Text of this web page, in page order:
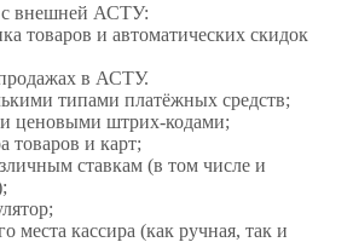
внешней АСТУ:
товаров и автоматических скидок
в АСТУ.
типами платёжных средств;
ценовыми штрих-кодами;
товаров и карт;
ставкам (в том числе и
места кассира (как ручная, так и